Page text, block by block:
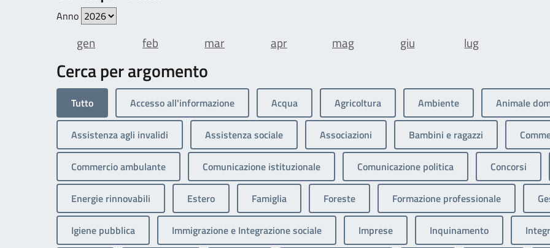
Anno
gen feb mar apr mag giu lug
Cerca per argomento
Tutto Accesso all'informazione Acqua Agricoltura Ambiente Animale
Assistenza agli invalidi Assistenza sociale Associazioni Bambini e ragazzi
Commercio ambulante Comunicazione istituzionale Comunicazione politica Concorsi
Energie rinnovabili Estero Famiglia Foreste Formazione professionale
Igiene pubblica Immigrazione e Integrazione sociale Imprese Inquinamento